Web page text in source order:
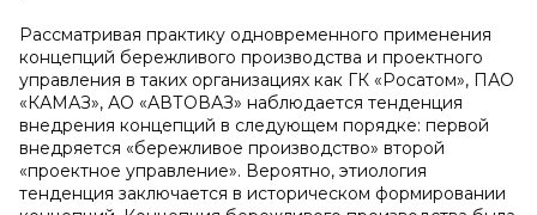
Рассматривая практику одновременного применения
концепций бережливого производства и проектного
управления в таких организациях как ГК «Росатом», ПАО
«КАМАЗ», АО «АВТОВАЗ» наблюдается тенденция
внедрения концепций в следующем порядке: первой
внедряется «бережливое производство» второй
«проектное управление». Вероятно, этиология
тенденция заключается в историческом формировании